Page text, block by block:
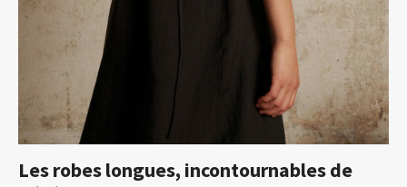
Les robes longues, incontournables de